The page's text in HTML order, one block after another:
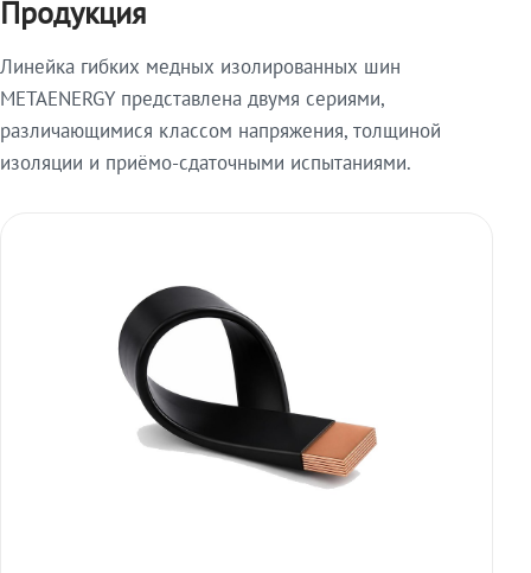
Продукция
Линейка гибких медных изолированных шин
METAENERGY представлена двумя сериями,
различающимися классом напряжения, толщиной
изоляции и приёмо-сдаточными испытаниями.